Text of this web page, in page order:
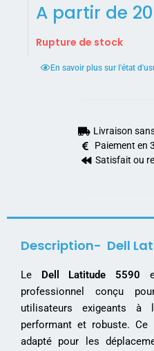
A partir de
Rupture de stock
En savoir plus sur l'état
Livraison
Paiement en
Satisfait ou
Description- Dell
Le Dell Latitude 5590
professionnel conçu
utilisateurs exigeants à
performant et robuste. Ce
adapté pour les